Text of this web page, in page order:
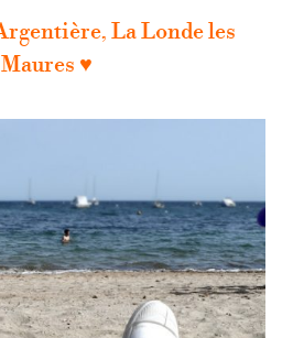
La Londe les
Maures ♥